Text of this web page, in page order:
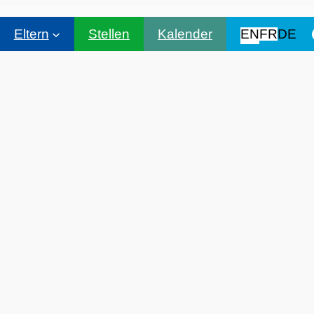
Eltern Stellen Kalender ENFRDE